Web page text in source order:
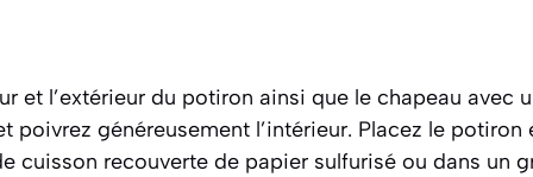
et l’extérieur du potiron ainsi que le chapeau avec
poivrez généreusement l’intérieur. Placez le
cuisson recouverte de papier sulfurisé ou dans un